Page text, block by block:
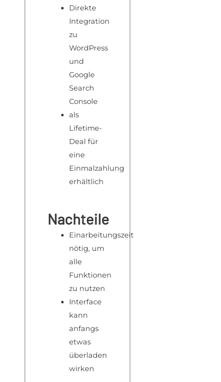
Direkte
Integration
zu
WordPress
und
Google
Search
Console
als
Lifetime-
Deal für
eine
Einmalzahlung
erhältlich
Nachteile
Einarbeitungszeit
nötig, um
alle
Funktionen
zu nutzen
Interface
kann
anfangs
etwas
überladen
wirken